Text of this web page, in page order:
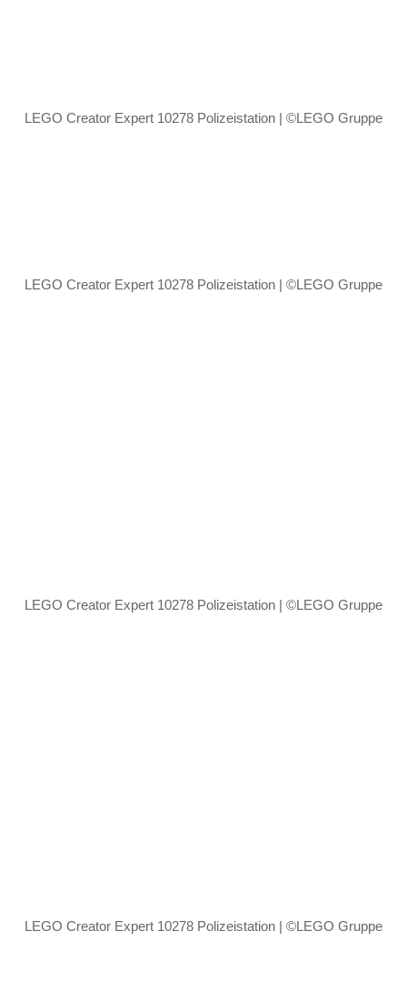
LEGO Creator Expert 10278 Polizeistation | ©LEGO Gruppe
LEGO Creator Expert 10278 Polizeistation | ©LEGO Gruppe
LEGO Creator Expert 10278 Polizeistation | ©LEGO Gruppe
LEGO Creator Expert 10278 Polizeistation | ©LEGO Gruppe